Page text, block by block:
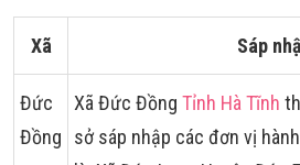
Xã Sáp
Đức
Đồng
Xã Đức Đồng Tỉnh Hà Tĩnh
sở sáp nhập các đơn vị